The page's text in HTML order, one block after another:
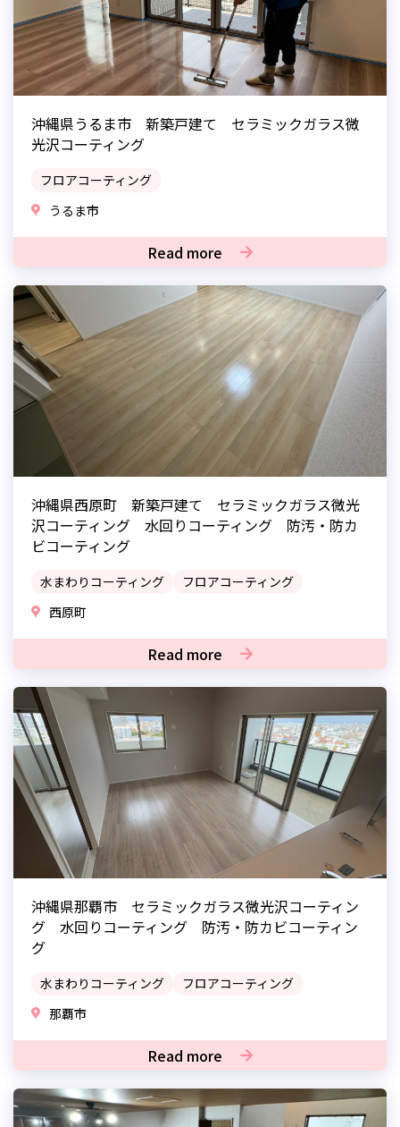
沖縄県うるま市 新築戸建て セラミックガラス微
光沢コーティング
フロアコーティング
うるま市
Read more
沖縄県西原町 新築戸建て セラミックガラス微光
沢コーティング 水回りコーティング 防汚・防カ
ビコーティング
水まわりコーティング
フロアコーティング
西原町
Read more
沖縄県那覇市 セラミックガラス微光沢コーティン
グ 水回りコーティング 防汚・防カビコーティン
グ
水まわりコーティング
フロアコーティング
那覇市
Read more